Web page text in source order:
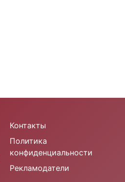
Контакты
Политика
конфиденциальности
Рекламодатели